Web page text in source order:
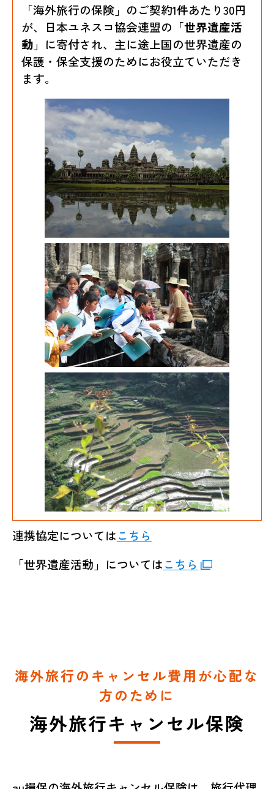
「海外旅行の保険」のご契約1件あたり30円
が、日本ユネスコ協会連盟の 「世界遺産活
動」 に寄付され、主に途上国の世界遺産の
保護・保全支援のためにお役立ていただき
ます。
連携協定についてはこちら
「世界遺産活動」についてはこちら
海外旅行のキャンセル費用が心配な
方のために
海外旅行キャンセル保険